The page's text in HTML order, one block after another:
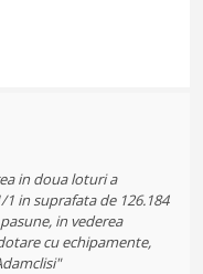
in doua loturi a
in suprafata de 126.184
in vederea
cu echipamente,